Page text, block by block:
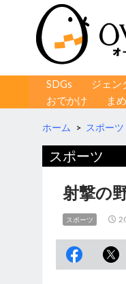
コンテンツへ移動
SDGs ジェン
おでかけ
ま
ホーム > スポーツ
スポーツ
射撃の
スポーツ